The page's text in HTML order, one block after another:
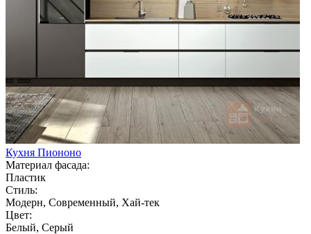
Кухня Пиононо
Материал фасада:
Пластик
Стиль:
Модерн, Современный, Хай-тек
Цвет:
Белый, Серый